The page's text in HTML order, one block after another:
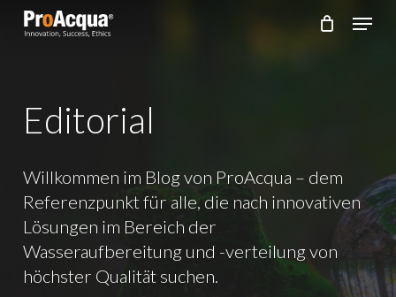
Skip
Menu
Editorial
Willkommen im Blogvon ProAcqua – dem
Referenzpunktfür alle, die nach innovativen
Lösungen im Bereich der
Wasseraufbereitung und -verteilungvon
höchster Qualität suchen.